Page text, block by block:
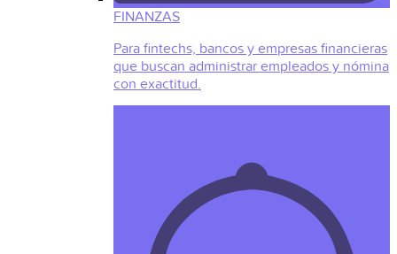
FINANZAS
Para fintechs, bancos y empresas financieras
que buscan administrar empleados y nómina
con exactitud.